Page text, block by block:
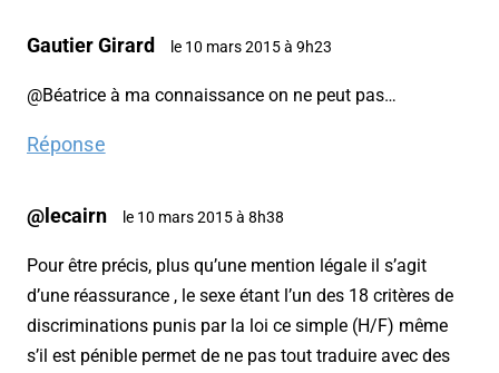
Gautier Girard le 10 mars 2015 à 9h23
@Béatrice à ma connaissance on ne peut pas…
Réponse
@lecairn le 10 mars 2015 à 8h38
Pour être précis, plus qu’une mention légale il s’agit
d’une réassurance , le sexe étant l’un des 18 critères de
discriminations punis par la loi ce simple (H/F) même
s’il est pénible permet de ne pas tout traduire avec des